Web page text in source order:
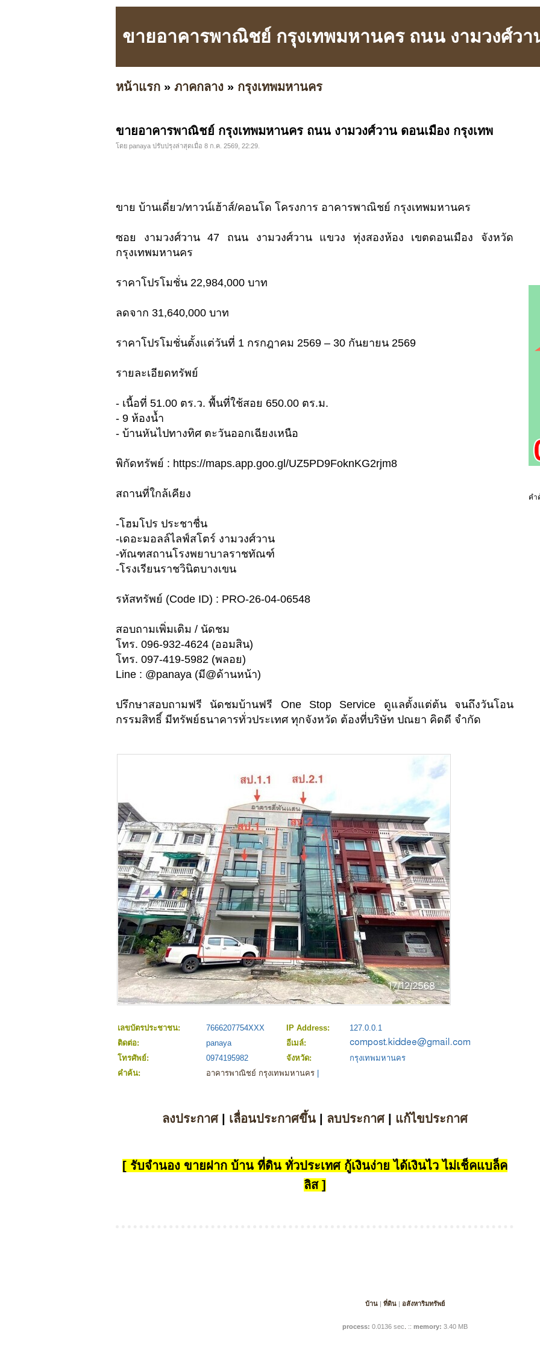
ขายอาคารพาณิชย์ กรุงเทพมหานคร ถนน งามวงศ์วา
หน้าแรก » ภาคกลาง » กรุงเทพมหานคร
ขายอาคารพาณิชย์ กรุงเทพมหานคร ถนน งามวงศ์วาน ดอนเมือง กรุงเทพ
โดย panaya ปรับปรุงล่าสุดเมื่อ 8 ก.ค. 2569, 22:29.
ขาย บ้านเดี่ยว/ทาวน์เฮ้าส์/คอนโด โครงการ อาคารพาณิชย์ กรุงเทพมหานคร
ซอย งามวงศ์วาน 47 ถนน งามวงศ์วาน แขวง ทุ่งสองห้อง เขตดอนเมือง จังหวัด
กรุงเทพมหานคร
ราคาโปรโมชั่น 22,984,000 บาท
ลดจาก 31,640,000 บาท
ราคาโปรโมชั่นตั้งแต่วันที่ 1 กรกฎาคม 2569 – 30 กันยายน 2569
รายละเอียดทรัพย์
- เนื้อที่ 51.00 ตร.ว. พื้นที่ใช้สอย 650.00 ตร.ม.
- 9 ห้องน้ำ
- บ้านหันไปทางทิศ ตะวันออกเฉียงเหนือ
พิกัดทรัพย์ : https://maps.app.goo.gl/UZ5PD9FoknKG2rjm8
สถานที่ใกล้เคียง
-โฮมโปร ประชาชื่น
-เดอะมอลล์ไลฟ์สโตร์ งามวงศ์วาน
-ทัณฑสถานโรงพยาบาลราชทัณฑ์
-โรงเรียนราชวินิตบางเขน
รหัสทรัพย์ (Code ID) : PRO-26-04-06548
สอบถามเพิ่มเติม / นัดชม
โทร. 096-932-4624 (ออมสิน)
โทร. 097-419-5982 (พลอย)
Line : @panaya (มี@ด้านหน้า)
ปรึกษาสอบถามฟรี นัดชมบ้านฟรี One Stop Service ดูแลตั้งแต่ต้น จนถึงวันโอน
กรรมสิทธิ์ มีทรัพย์ธนาคารทั่วประเทศ ทุกจังหวัด ต้องที่บริษัท ปณยา คิดดี จำกัด
เลขบัตรประชาชน: 7666207754XXX IP Address:
127.0.0.1
ติดต่อ:
panaya
อีเมล์:
โทรศัพย์:
0974195982 จังหวัด:
กรุงเทพมหานคร
คำค้น:
อาคารพาณิชย์ กรุงเทพมหานคร
ลงประกาศ| เลื่อนประกาศขึ้น| ลบประกาศ| แก้ไขประกาศ
[ รับจำนอง ขายฝาก บ้าน ที่ดิน ทั่วประเทศ กู้เงินง่าย ได้เงินไว ไม่เช็คแบล็ค
ลิส ]
คำ
บ้าน | ที่ดิน | อสังหาริมทรัพย์
process: 0.0136 sec :: memory: 3.40 MB